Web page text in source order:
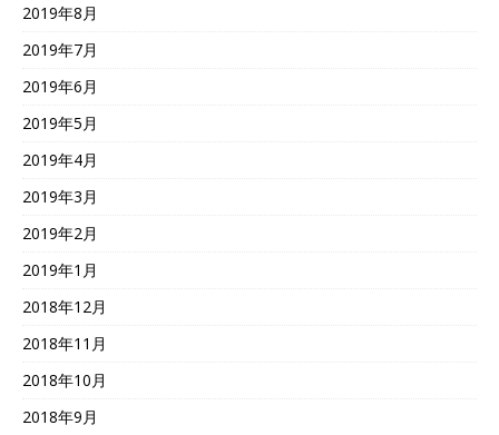
2019年8月
2019年7月
2019年6月
2019年5月
2019年4月
2019年3月
2019年2月
2019年1月
2018年12月
2018年11月
2018年10月
2018年9月